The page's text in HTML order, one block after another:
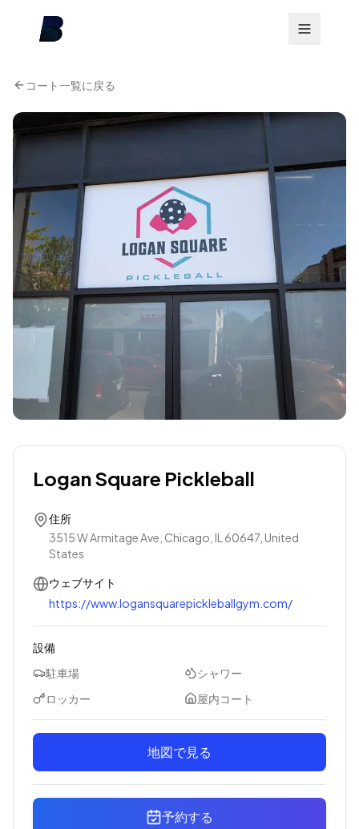
コート一覧に戻る
Logan Square Pickleball
住所
3515 W Armitage Ave, Chicago, IL 60647, United
States
ウェブサイト
https://www.logansquarepickleballgym.com/
設備
駐車場
シャワー
ロッカー
屋内コート
地図で見る
予約する